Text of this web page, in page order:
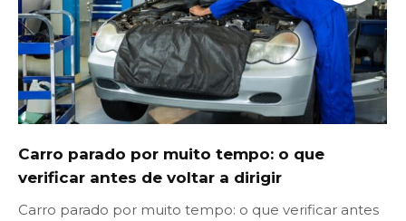
Carro parado por muito tempo: o que
verificar antes de voltar a dirigir
Carro parado por muito tempo: o que verificar antes